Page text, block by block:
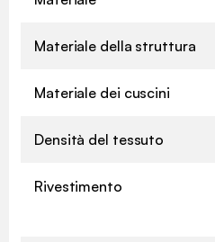
Materiale della struttura
Materiale dei cuscini
Densità del tessuto
Rivestimento